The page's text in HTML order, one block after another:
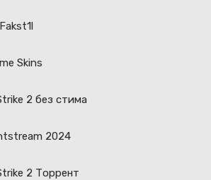
Skins
2 без стима
2024
2 Торрент